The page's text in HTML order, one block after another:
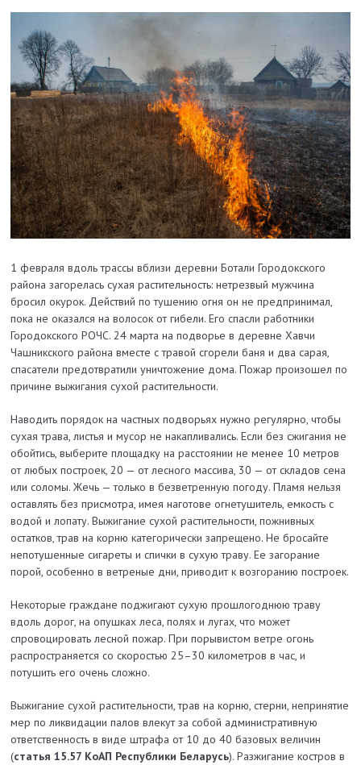
1 февраля вдоль трассы вблизи деревни Ботали Городокского
района загорелась сухая растительность: нетрезвый мужчина
бросил окурок. Действий по тушению огня он не предпринимал,
пока не оказался на волосок от гибели. Его спасли работники
Городокского РОЧС. 24 марта на по­дворье в деревне Хавчи
Чашникского района вмес­те с травой сгорели баня и два сарая,
спасатели предотвратили уничтожение дома. Пожар произошел по
причине выжигания сухой растительности.
Наводить порядок на частных подворьях нужно регулярно, чтобы
сухая трава, листья и мусор не накапливались. Если без сжигания не
обойтись, выберите площадку на расстоянии не менее 10 метров
от любых построек, 20 — от лесного массива, 30 — от складов сена
или соломы. Жечь — только в безветренную погоду. Пламя нельзя
оставлять без присмотра, имея наготове огнетушитель, емкость с
водой и лопату. Выжигание сухой растительности, пожнивных
остатков, трав на корню категорически запрещено. Не бросайте
непотушенные сигареты и спички в сухую траву. Ее загорание
порой, особенно в ветреные дни, приводит к возгоранию построек.
Некоторые граждане поджигают сухую прошлогоднюю траву
вдоль дорог, на опушках леса, полях и лугах, что может
спровоцировать лесной пожар. При порывистом ветре огонь
распространяется со скоростью 25–30 километров в час, и
потушить его очень сложно.
Выжигание сухой растительности, трав на корню, стерни, непринятие
мер по ликвидации палов влекут за собой административную
ответственность в виде штрафа от 10 до 40 базовых величин
(статья 15.57 КоАП Республики Беларусь). Разжигание костров в